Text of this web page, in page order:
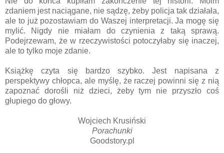
zdaniem jest naciągane, nie sądzę, żeby policja tak działała,
ale to już pozostawiam do Waszej interpretacji. Ja mogę się
mylić. Nigdy nie miałam do czynienia z taką sprawą.
Podejrzewam, że w rzeczywistości potoczyłaby się inaczej,
ale to tylko moje zdanie.
Książkę czyta się bardzo szybko. Jest napisana z
perspektywy chłopca, ale myślę, że raczej powinni się z nią
zapoznać dorośli niż dzieci, żeby tym nie przyszło coś
głupiego do głowy.
Wojciech Krusiński
Porachunki
Goodstory.pl